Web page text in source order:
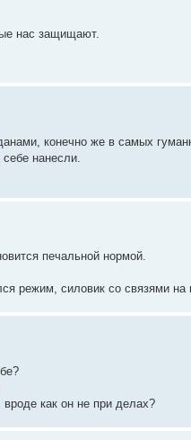
нас защищают.
конечно же в самых
нанесли.
печальной нормой.
режим, силовик со связями на
как он не при делах?